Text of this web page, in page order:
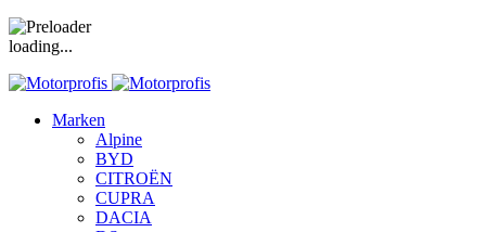
loading...
Marken
Alpine
BYD
CITROËN
CUPRA
DACIA